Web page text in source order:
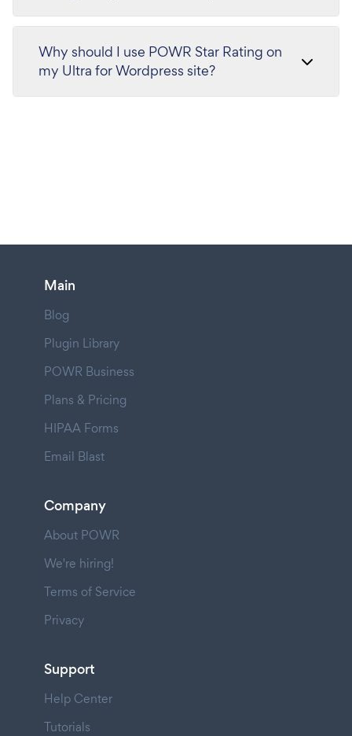
Why should I use POWR Star Rating on
my Ultra for Wordpress site?
Main
Blog
Plugin Library
POWR Business
Plans & Pricing
HIPAA Forms
Email Blast
Company
About POWR
We're hiring!
Terms of Service
Privacy
Support
Help Center
Tutorials